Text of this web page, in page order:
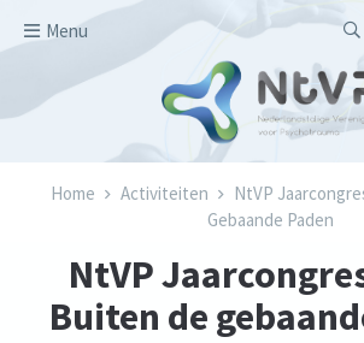
Menu
Kruimelpad
Home Activiteiten
NtVP
Gebaande Paden
NtVP
Buiten de